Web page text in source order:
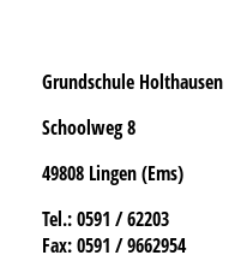
Grundschule Holthausen
Schoolweg 8
49808 Lingen (Ems)
Tel.: 0591 / 62203
Fax:0591 / 9662954